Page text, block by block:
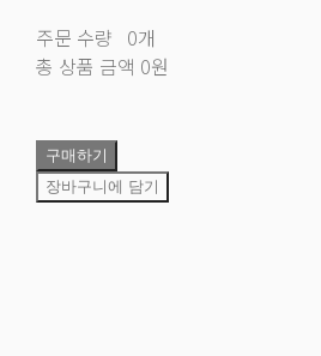
주문 수량 0개
총 상품 금액 0원
구매하기
장바구니에 담기